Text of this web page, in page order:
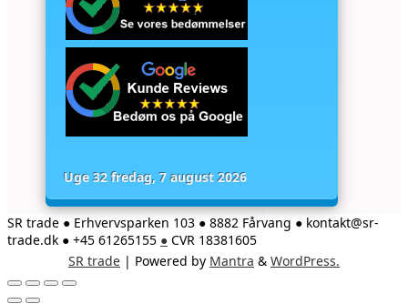
Uge 32 fredag, 7 august 2026
SR trade ● Erhvervsparken 103 ● 8882 Fårvang ● kontakt@sr-
trade.dk ● +45 61265155 ● CVR 18381605
SR trade | Powered by Mantra & WordPress.